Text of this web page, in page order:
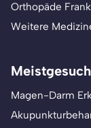
Orthopäde
Weitere
Magen-Darm